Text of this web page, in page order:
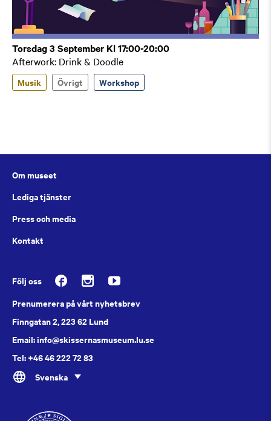
Torsdag 3 September Kl 17:00-20:00
Afterwork: Drink & Doodle
Musik Övrigt Workshop
Om museet
Lediga tjänster
Press och media
Kontakt
Följ oss
Prenumerera på vårt nyhetsbrev
Finngatan 2, 223 62 Lund
Email: info@skissernasmuseum.lu.se
Tel: +46 46 222 72 83
Svenska